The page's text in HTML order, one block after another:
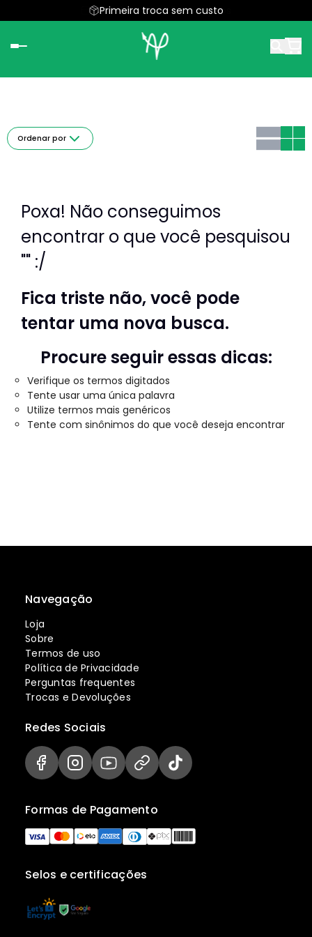
Parcele em até 5x sem juros
Primeira troca sem custo
Ordenar por
Poxa! Não conseguimos
encontrar o que você pesquisou
"" :/
Fica triste não, você pode
tentar uma nova busca.
Procure seguir essas dicas:
Verifique os termos digitados
Tente usar uma única palavra
Utilize termos mais genéricos
Tente com sinônimos do que você deseja encontrar
Navegação
Loja
Sobre
Termos de uso
Política de Privacidade
Perguntas frequentes
Trocas e Devoluções
Selos e certificações
Formas de Pagamento
Redes Sociais